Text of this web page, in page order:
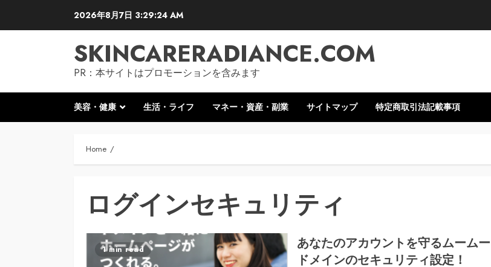
2026年8月7日 3:29:25 AM
SKINCARERADIANCE.COM
PR：本サイトはプロモーションを含みます
美容・健康 生活・ライフ マネー・資産・副業 サイトマップ 特定商取引法記載事項
Home
ログインセキュリティ
1 min read
あなたのアカウントを守るムームー
ドメインのセキュリティ設定！